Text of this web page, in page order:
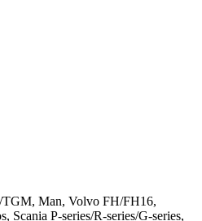
Man, Volvo FH/FH16,
P-series/R-series/G-series,